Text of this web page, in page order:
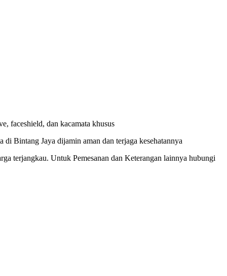
faceshield, dan kacamata khusus
Bintang Jaya dijamin aman dan terjaga kesehatannya
terjangkau. Untuk Pemesanan dan Keterangan lainnya hubungi